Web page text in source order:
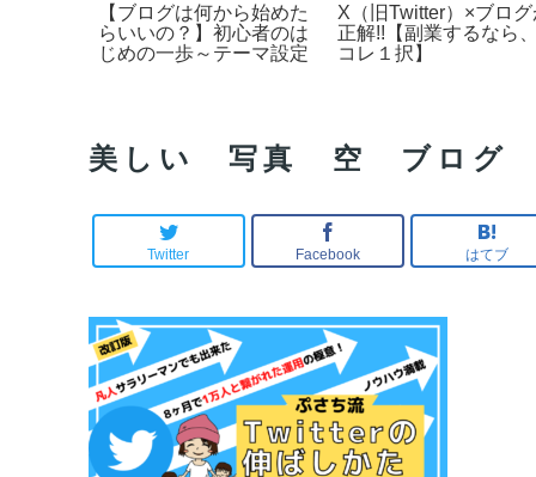
【本当は教
【webで０→１を作りた
い人へ】僕のコンサル理
念/相談窓口はこちら
ふらっと旅する
３０代から「幸
まる。【ぷさち
美しい 写真 空 ブログ
Twitter Facebook はてブ